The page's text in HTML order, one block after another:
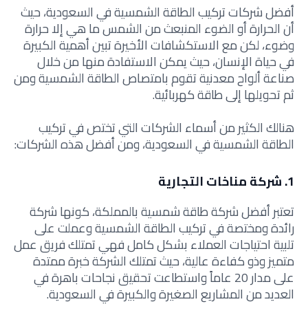
أفضل شركات تركيب الطاقة الشمسية في السعودية، حيث
أن الحرارة أو الضوء المنبعث من الشمس ما هي إلا حرارة
وضوء، لكن مع الاستكشافات الأخيرة تبين أهمية الكبيرة
في حياة الإنسان، حيث يمكن الاستفادة منها من خلال
صناعة ألواح معدنية تقوم بامتصاص الطاقة الشمسية ومن
ثم تحويلها إلى طاقة كهربائية.
هنالك الكثير من أسماء الشركات التي تختص في تركيب
الطاقة الشمسية في السعودية، ومن أفضل هذه الشركات:
1. شركة مناخات التجارية
تعتبر أفضل شركة طاقة شمسية بالمملكة،كونها شركة
رائدة ومختصة في تركيب الطاقة الشمسية وعملت على
تلبية احتياجات العملاء بشكل كامل فهي تمتلك فريق عمل
متميز وذو كفاءة عالية، حيث تمتلك الشركة خبرة ممتدة
على مدار 20 عاماً واستطاعت تحقيق نجاحات باهرة في
العديد من المشاريع الصغيرة والكبيرة في السعودية.